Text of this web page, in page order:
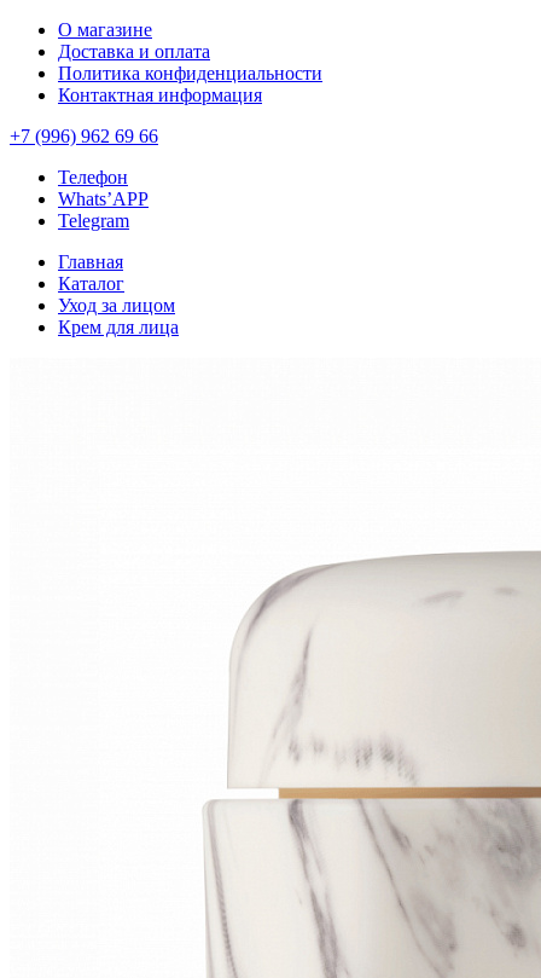
О магазине
Доставка и оплата
Политика конфиденциальности
Контактная информация
+7 (996) 962 69 66
Телефон
Whats’APP
Telegram
Главная
Каталог
Уход за лицом
Крем для лица